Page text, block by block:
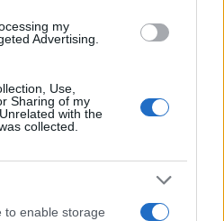
my
Advertising.
Use,
Sharing of my
with the
collected.
to enable storage
τις 22:00 το βράδυ στο
απαγόρευση κίνησης
άνω των 3,5 τόνων.